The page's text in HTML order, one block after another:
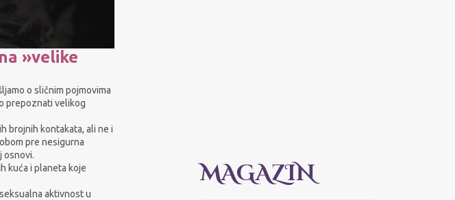
»velike
o sličnim pojmovima
prepoznati velikog
brojnih kontakata, ali ne i
pre nesigurna
osnovi.
kuća i planeta koje
aktivnost u
MAGAZIN